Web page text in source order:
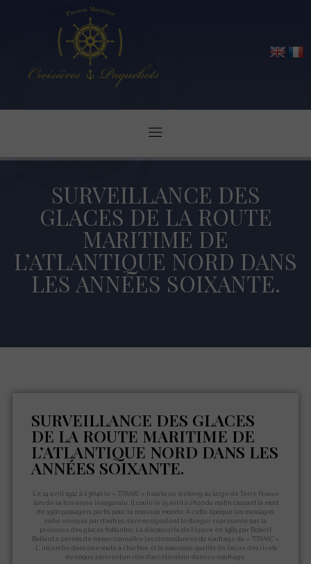
SURVEILLANCE DES
GLACES DE LA ROUTE
MARITIME DE
L’ATLANTIQUE NORD DANS
LES ANNÉES SOIXANTE.
SURVEILLANCE DES GLACES
DE LA ROUTE MARITIME DE
L’ATLANTIQUE NORD DANS LES
ANNÉES SOIXANTE.
Le 14 avril 1912 à 23H40 le « TITANIC » heurte un iceberg au large de Terre Neuve
lors de sa traversée inaugurale. Il coule le 15 avril à 2h20 du matin causant la mort
de 1500 passagers partis pour le nouveau monde. À cette époque les messages
radio envoyés par d’autres navires signalent le danger représenté par la
présence des glaces flottantes. La découverte de l’épave en 1985 par Robert
Ballard a permis de mieux connaître les circonstances du naufrage du « TITANIC »
.L’ incendie dans une soute à charbon et la mauvaise qualité de l’acier des rivets
de coque jouèrent un rôle d’accélérateur dans ce naufrage.